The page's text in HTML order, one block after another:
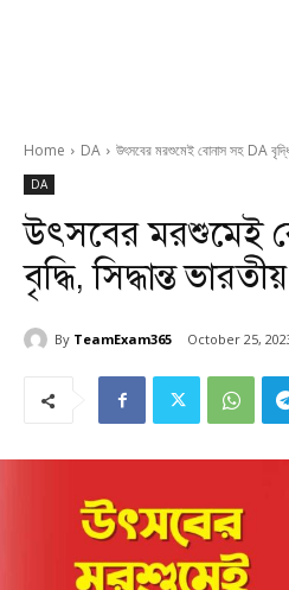
Home DA উৎসবের মরশুমেই বোনাস সহ DA
DA
উৎসবের মরশুমেই
বৃদ্ধি, সিদ্ধান্ত
By TeamExam365 October 25,